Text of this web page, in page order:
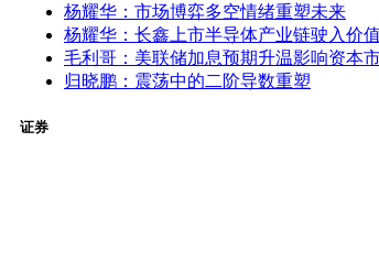
杨耀华：市场博弈多空情绪重塑未来
杨耀华：长鑫上市半导体产业链驶入价
毛利哥：美联储加息预期升温影响资本
归晓鹏：震荡中的二阶导数重塑
证券